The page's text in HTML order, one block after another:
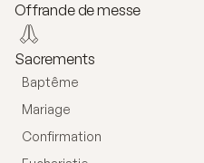
Offrande de messe
Sacrements
Baptême
Mariage
Confirmation